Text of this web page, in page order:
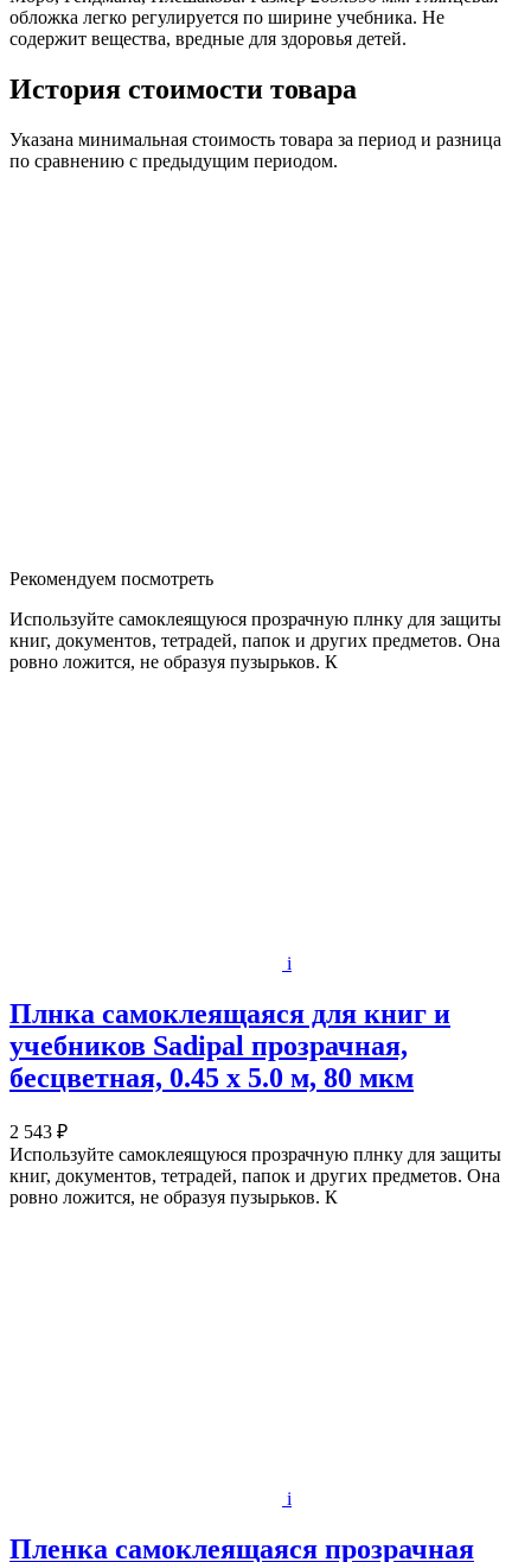
обложка легко регулируется по ширине учебника. Не
содержит вещества, вредные для здоровья детей.
История стоимости товара
Указана минимальная стоимость товара за период и разница
по сравнению с предыдущим периодом.
Рекомендуем посмотреть
Используйте самоклеящуюся прозрачную плнку для защиты
книг, документов, тетрадей, папок и других предметов. Она
ровно ложится, не образуя пузырьков. К
i
Плнка самоклеящаяся для книг и
учебников Sadipal прозрачная,
бесцветная, 0.45 х 5.0 м, 80 мкм
2 543 ₽
Используйте самоклеящуюся прозрачную плнку для защиты
книг, документов, тетрадей, папок и других предметов. Она
ровно ложится, не образуя пузырьков. К
i
Пленка самоклеящаяся прозрачная